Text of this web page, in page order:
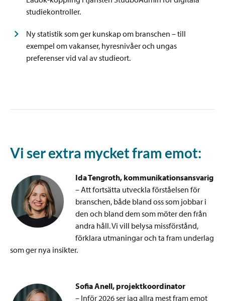
studiekontroller.
Ny statistik som ger kunskap om branschen – till
exempel om vakanser, hyresnivåer och ungas
preferenser vid val av studieort.
Vi ser extra mycket fram emot:
Ida Tengroth, kommunikationsansvarig
– Att fortsätta utveckla förståelsen för
branschen, både bland oss som jobbar i
den och bland dem som möter den från
andra håll. Vi vill belysa missförstånd,
förklara utmaningar och ta fram underlag
som ger nya insikter.
Sofia Anell, projektkoordinator
– Inför 2026 ser jag allra mest fram emot